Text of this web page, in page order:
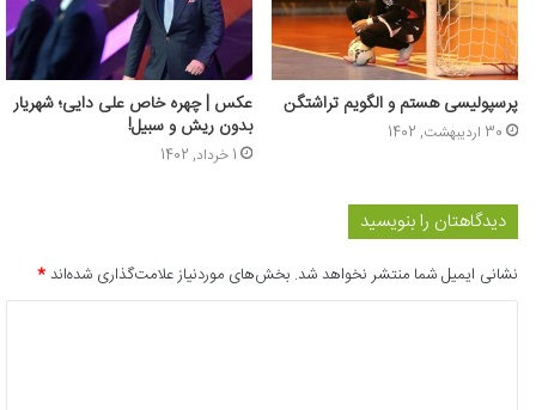
پرسپولیسی هستم و الگویم تراشتگن
30 اردیبهشت, 1402
عکس | چهره خاص علی دایی؛ شهریار
بدون ریش و سبیل!
1 خرداد, 1402
دیدگاهتان را بنویسید
نشانی ایمیل شما منتشر نخواهد شد. بخش‌های موردنیاز علامت‌گذاری شده‌اند*